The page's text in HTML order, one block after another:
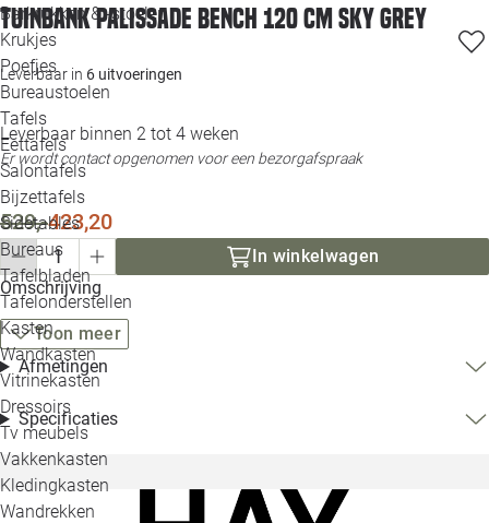
Barkrukken & -stoelen
Krukjes
Poefjes
Bureaustoelen
Tafels
Eettafels
Salontafels
Bijzettafels
Sidetables
Bureaus
Tafelbladen
Tafelonderstellen
Kasten
Wandkasten
Vitrinekasten
Dressoirs
Tv meubels
Vakkenkasten
Kledingkasten
Wandrekken
Tuinbank Palissade bench 120 cm sky grey
Leverbaar in 6 uitvoeringen
Leverbaar binnen 2 tot 4 weken
Er wordt contact opgenomen voor een bezorgafspraak
529,-423,20
In winkelwagen
Omschrijving
Toon meer
Afmetingen
Specificaties